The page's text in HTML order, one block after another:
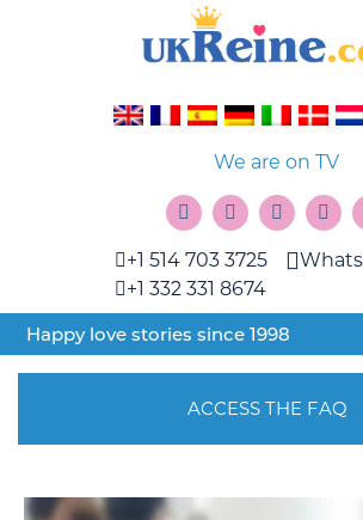
We are on TV
+1 514 703 3725
+1 332 331 8674
Happy love stories since 1998
ACCESS THE FAQ